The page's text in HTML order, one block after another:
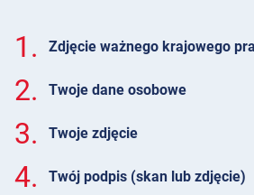
1. Zdjęcie ważnego krajowego
2. Twoje dane osobowe
3. Twoje zdjęcie
4. Twój podpis (skan lub zdjęcie)